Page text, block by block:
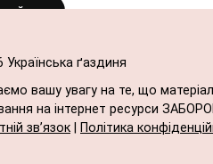
→
ґаздиня
вашу увагу на те, що
на інтернет ресурси
зв’язок
Політика